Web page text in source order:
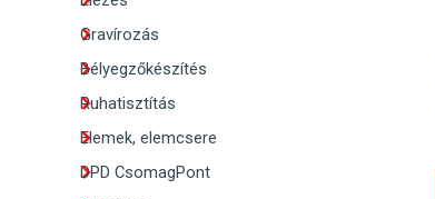
Gravírozás
Bélyegzőkészítés
Ruhatisztítás
Elemek, elemcsere
DPD CsomagPont